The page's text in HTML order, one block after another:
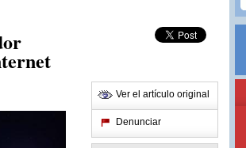
Ver el artículo original
Denunciar